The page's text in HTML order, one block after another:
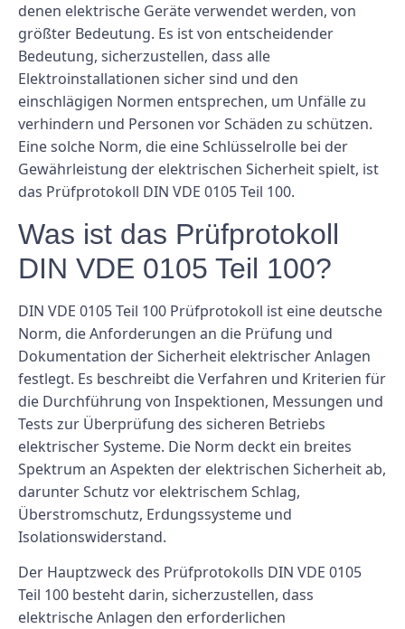
denen elektrische Geräte verwendet werden, von
größter Bedeutung. Es ist von entscheidender
Bedeutung, sicherzustellen, dass alle
Elektroinstallationen sicher sind und den
einschlägigen Normen entsprechen, um Unfälle zu
verhindern und Personen vor Schäden zu schützen.
Eine solche Norm, die eine Schlüsselrolle bei der
Gewährleistung der elektrischen Sicherheit spielt, ist
das Prüfprotokoll DIN VDE 0105 Teil 100.
Was ist das Prüfprotokoll
DIN VDE 0105 Teil 100?
DIN VDE 0105 Teil 100 Prüfprotokoll ist eine deutsche
Norm, die Anforderungen an die Prüfung und
Dokumentation der Sicherheit elektrischer Anlagen
festlegt. Es beschreibt die Verfahren und Kriterien für
die Durchführung von Inspektionen, Messungen und
Tests zur Überprüfung des sicheren Betriebs
elektrischer Systeme. Die Norm deckt ein breites
Spektrum an Aspekten der elektrischen Sicherheit ab,
darunter Schutz vor elektrischem Schlag,
Überstromschutz, Erdungssysteme und
Isolationswiderstand.
Der Hauptzweck des Prüfprotokolls DIN VDE 0105
Teil 100 besteht darin, sicherzustellen, dass
elektrische Anlagen den erforderlichen